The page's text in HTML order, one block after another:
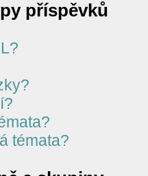
příspěvků
témata?